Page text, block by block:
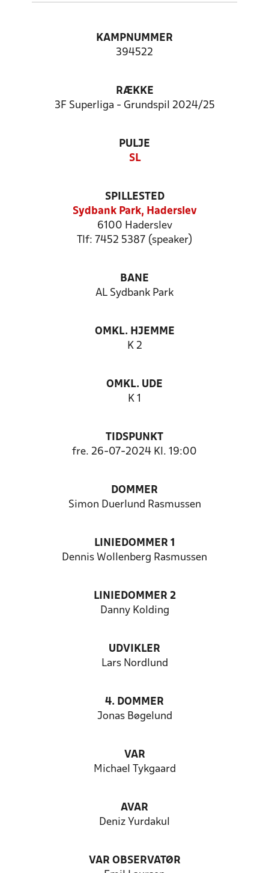
KAMPNUMMER
394522
RÆKKE
3F Superliga - Grundspil 2024/25
PULJE
SL
SPILLESTED
Sydbank Park, Haderslev
6100 Haderslev
Tlf: 7452 5387 (speaker)
BANE
AL Sydbank Park
OMKL. HJEMME
K 2
OMKL. UDE
K 1
TIDSPUNKT
fre. 26-07-2024 Kl. 19:00
DOMMER
Simon Duerlund Rasmussen
LINIEDOMMER 1
Dennis Wollenberg Rasmussen
LINIEDOMMER 2
Danny Kolding
UDVIKLER
Lars Nordlund
4. DOMMER
Jonas Bøgelund
VAR
Michael Tykgaard
AVAR
Deniz Yurdakul
VAR OBSERVATØR